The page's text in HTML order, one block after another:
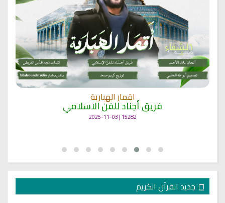
اقمار الهبارية
فريق أجناد للفن الاسلامي
15282 | 2025-11-03
جديد القرآن الكريم